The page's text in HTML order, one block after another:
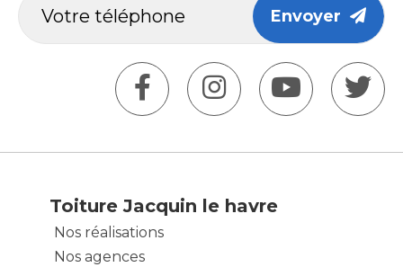
Envoyer
Toiture Jacquin le havre
Nos réalisations
Nos agences